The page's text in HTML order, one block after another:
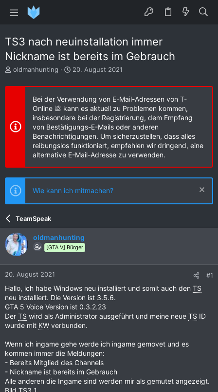
TS3 nach neuinstallation immer
Nickname ist bereits im Gebrauch
E
s
l
e
oldmanhunting
E
s
e
l
l
t
a
m
20. August 2021
Bei der Verwendung von E-Mail-Adressen von T-
Online 💩 kann es aktuell zu Problemen kommen,
insbesondere bei der Registrierung, dem Empfang
von Bestätigungs-E-Mails oder anderen
Benachrichtigungen. Um sicherzustellen, dass alles
reibungslos funktioniert, empfehlen wir dringend, eine
alternative E-Mail-Adresse zu verwenden.
Wie kann ich mitmachen?
TeamSpeak
oldmanhunting
[GTA V] Bürger
20. August 2021 #1
Hallo, ich habe Windows neu installiert und somit auch den TS
neu installiert. Die Version ist 3.5.6.
GTA 5 Voice Version ist 0.3.2.23
Der TS wird als Administrator ausgeführt und meine neue TS ID
wurde mit KW verbunden.
Wenn ich ingame gehe werde ich ingame gemovet und es
kommen immer die Meldungen:
- Bereits Mitglied des Channels
- Nickname ist bereits im Gebrauch
Alle anderen die Ingame sind werden mir als gemutet angezeigt.
Bild TS3_1